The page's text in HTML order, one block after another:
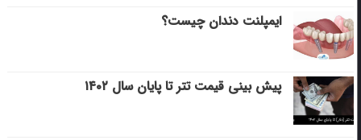
ایمپلنت دندان چیست؟
پیش بینی قیمت تتر تا پایان سال ۱۴۰۲